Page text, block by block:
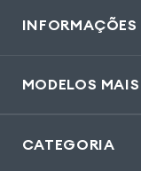
INFORMAÇÕES
MODELOS
CATEGORIA